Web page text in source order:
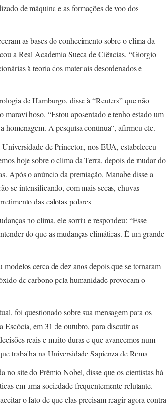
de máquina e as formações de voo dos
as bases do conhecimento sobre o clima da
a Real Academia Sueca de Ciências. “Giorgio
à teoria dos materiais desordenados e
de Hamburgo, disse à “Reuters” que não
maravilhoso. “Estou aposentado e tenho estado um
homenagem. A pesquisa continua”, afirmou ele.
de Princeton, nos EUA, estabeleceu
hoje sobre o clima da Terra, depois de mudar do
Após o anúncio da premiação, Manabe disse a
se intensificando, com mais secas, chuvas
das calotas polares.
no clima, ele sorriu e respondeu: “Esse
do que as mudanças climáticas. É um grande
cerca de dez anos depois que se tornaram
de carbono pela humanidade provocam o
foi questionado sobre sua mensagem para os
Escócia, em 31 de outubro, para discutir as
reais e muito duras e que avancemos num
trabalha na Universidade Sapienza de Roma.
no site do Prêmio Nobel, disse que os cientistas há
em uma sociedade frequentemente relutante.
o fato de que elas precisam reagir agora contra